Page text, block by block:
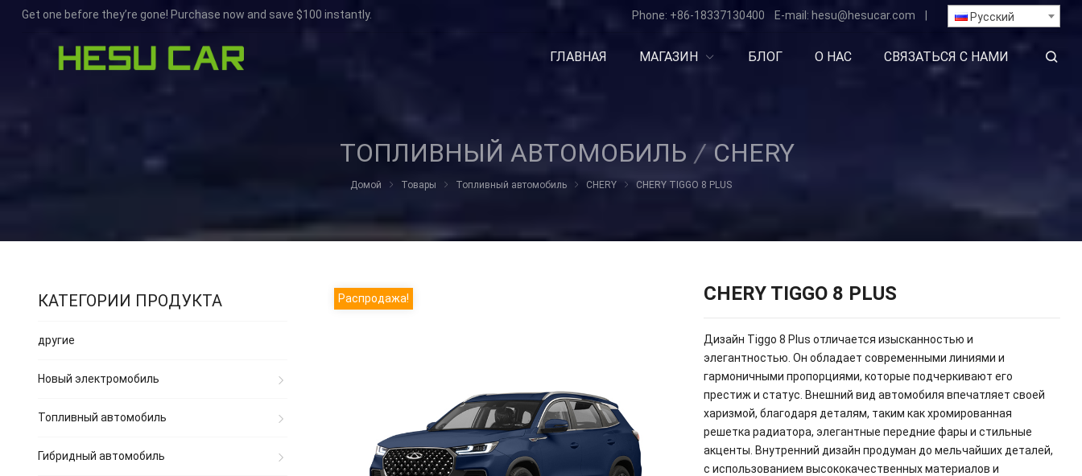
Get one before they’re gone! Purchase now and save $100 instantly. Phone: +86-18337130400 E-mail: hesu@hesucar.com Русский
ГЛАВНАЯ МАГАЗИН БЛОГ О НАС СВЯЗАТЬСЯ С НАМИ
ТОПЛИВНЫЙ АВТОМОБИЛЬ / CHERY
Домой Товары Топливный автомобиль CHERY CHERY TIGGO 8 PLUS
Распродажа! CHERY TIGGO 8 PLUS
Дизайн Tiggo 8 Plus отличается изысканностью и
элегантностью. Он обладает современными линиями и
гармоничными пропорциями, которые подчеркивают его
престиж и статус. Внешний вид автомобиля впечатляет своей
харизмой, благодаря деталям, таким как хромированная
решетка радиатора, элегантные передние фары и стильные
акценты. Внутренний дизайн продуман до мельчайших деталей,
с использованием высококачественных материалов и
КАТЕГОРИИ ПРОДУКТА
другие
Новый электромобиль
Топливный автомобиль
Гибридный автомобиль